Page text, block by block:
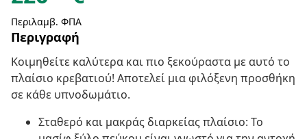
Περιλαμβ. ΦΠΑ
Περιγραφή
Κοιμηθείτε καλύτερα και πιο ξεκούραστα με αυτό το
πλαίσιο κρεβατιού! Αποτελεί μια φιλόξενη προσθήκη
σε κάθε υπνοδωμάτιο.
Σταθερό και μακράς διαρκείας πλαίσιο: Το